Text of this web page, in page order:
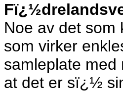
Noe av det
som virker
samleplate med
at det er sï¿½